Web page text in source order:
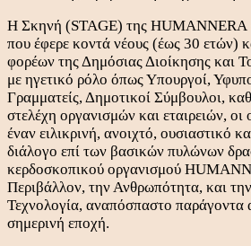
Η Σκηνή (STAGE) της HUMANNERA
που έφερε κοντά νέους (έως 30 ετών)
φορέων της Δημόσιας Διοίκησης και
με ηγετικό ρόλο όπως Υπουργοί,
Γραμματείς, Δημοτικοί Σύμβουλοι,
στελέχη οργανισμών και εταιρειών, οι
έναν ειλικρινή, ανοιχτό, ουσιαστικό
διάλογο επί των βασικών πυλώνων
κερδοσκοπικού οργανισμού
Περιβάλλον, την Ανθρωπότητα, και
Τεχνολογία, αναπόσπαστο παράγοντα
σημερινή εποχή.